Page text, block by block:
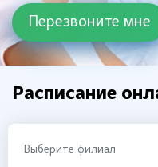
Расписание
Выберите филиал